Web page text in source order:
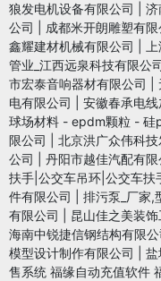
狼发电机设备有限公司
济
公司
成都米开朗雕塑有限
鑫耀建材机械有限公司
管业_江西远泉科技有限公
市宏泰音响器材有限公司
电有限公司
安徽春承电
球场材料 - epdm颗粒 - 硅
限公司
北京洪广众伟科
公司
丹阳市越佳汽配有
扶手|公交车吊环|公交车
件有限公司
排污泵_厂家,
有限公司
昆山佳之美装
海南中锐捷信钢结构有限公
模型设计制作有限公司
盐
售系统 福缘自动充值软件